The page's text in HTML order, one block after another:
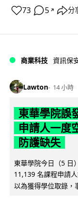
73 5 ↗ 分
商業科技 資訊保
Lawton 14 小時
東華學院誤
申請人一度
防護缺失
東華學院今日（5 日
11,139 名課程申請
以為獲得學位取錄，